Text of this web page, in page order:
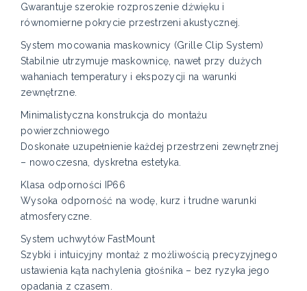
Gwarantuje szerokie rozproszenie dźwięku i
równomierne pokrycie przestrzeni akustycznej.
System mocowania maskownicy (Grille Clip System)
Stabilnie utrzymuje maskownicę, nawet przy dużych
wahaniach temperatury i ekspozycji na warunki
zewnętrzne.
Minimalistyczna konstrukcja do montażu
powierzchniowego
Doskonałe uzupełnienie każdej przestrzeni zewnętrznej
– nowoczesna, dyskretna estetyka.
Klasa odporności IP66
Wysoka odporność na wodę, kurz i trudne warunki
atmosferyczne.
System uchwytów FastMount
Szybki i intuicyjny montaż z możliwością precyzyjnego
ustawienia kąta nachylenia głośnika – bez ryzyka jego
opadania z czasem.